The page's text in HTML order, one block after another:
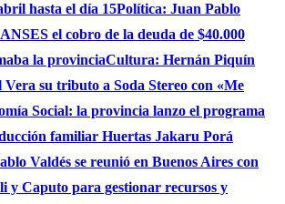
hasta el día 15Política: Juan Pablo
el cobro de la deuda de $40.000
la provinciaCultura: Hernán Piquín
Vera su tributo a Soda Stereo con «Me
Social: la provincia lanzo el programa
familiar Huertas Jakaru Porá
Valdés se reunió en Buenos Aires con
y Caputo para gestionar recursos y